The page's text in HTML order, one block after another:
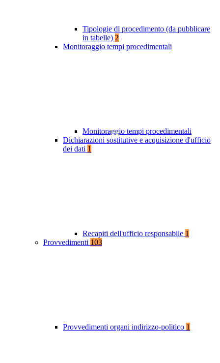
Tipologie di procedimento (da pubblicare
in tabelle) 2
Monitoraggio tempi procedimentali
Monitoraggio tempi procedimentali
Dichiarazioni sostitutive e acquisizione d'ufficio
dei dati 1
Recapiti dell'ufficio responsabile 1
Provvedimenti 103
Provvedimenti organi indirizzo-politico 1